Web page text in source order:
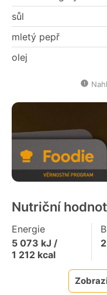
sůl
mletý pepř
olej
Nutriční
Energie
5 073 kJ /
1 212 kcal